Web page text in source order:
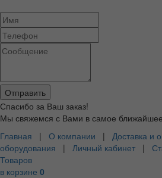
Спасибо за Ваш заказ!
Мы свяжемся с Вами в самое
Главная | О компании | Доставка и
оборудования | Личный кабинет |
Товаров
в корзине 0